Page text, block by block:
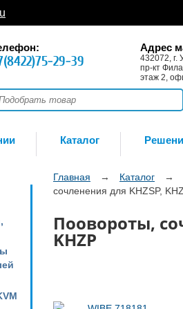
29-39
Адрес
432072, г.
пр-кт
этаж 2,
Каталог
Главная → Каталог
→
сочленения для KHZSP,
Поовороты,
KHZP